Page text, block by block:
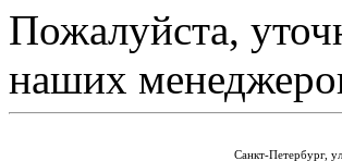
Пожалуйста,
наших
Санкт-Петербург,